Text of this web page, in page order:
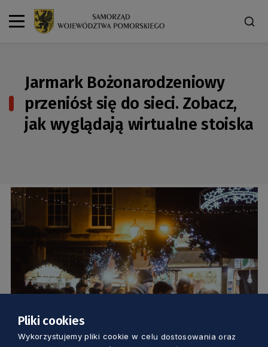
Jarmark Bożonarodzeniowy
przeniósł się do sieci. Zobacz,
jak wyglądają wirtualne stoiska
KULTURA
Pliki cookies
Wykorzystujemy pliki cookie w celu dostosowania oraz